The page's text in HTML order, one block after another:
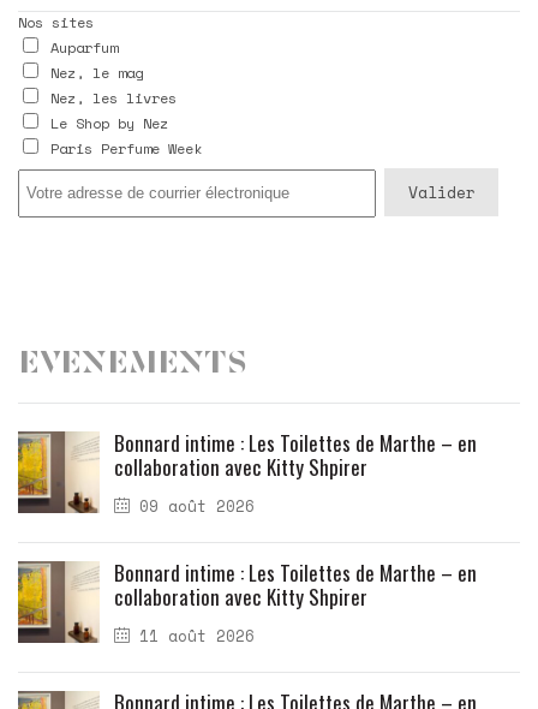
Nos sites
Auparfum
Nez, le mag
Nez, les livres
Le Shop by Nez
Paris Perfume Week
Evenements
09 août 2026
Bonnard intime : Les Toilettes de Marthe – en
collaboration avec Kitty Shpirer
11 août 2026
Bonnard intime : Les Toilettes de Marthe – en
collaboration avec Kitty Shpirer
Bonnard intime : Les Toilettes de Marthe – en